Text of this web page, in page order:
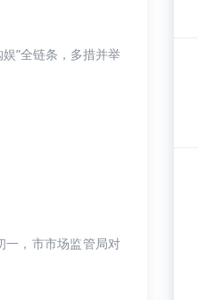
”全链条，多措并举
一，市市场监管局对